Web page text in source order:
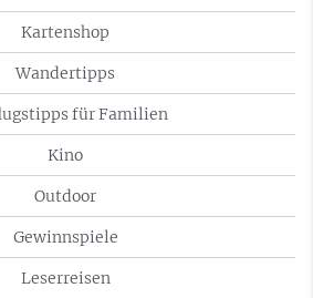
Kartenshop
Wandertipps
für Familien
Kino
Outdoor
Gewinnspiele
Leserreisen